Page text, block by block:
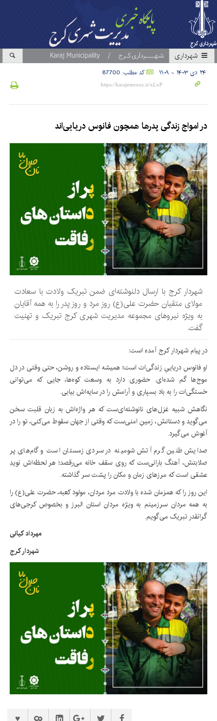
شهرداری
۲۴ دی ۱۴۰۳ - ۱۱:۰۹ کد مطلب: 87700
در امواج زندگی پدرها همچون فانوس دریایی‌اند
شهردار کرج با ارسال دلنوشته‌ای ضمن تبریک ولادت با سعادت
مولای متقیان حضرت علی(ع) روز مرد و روز پدر را به همه آقایان
به ویژه نیروهای مجموعه مدیریت شهری کرج تبریک و تهنیت
گفت.
در پیام شهردار کرج آمده است:
او فانوس دریاییِ زندگی‌ات است؛ همیشه ایستاده و روشن، حتی وقتی در دل
موج‌ها گم شده‌ای. حضوری دارد به وسعت کوه‌ها، جایی که می‌توانی
خستگی‌ات را به باد بسپاری و آرامش را در سایه‌اش بیابی.
نگاهش شبیه غزل‌های نانوشته‌ای‌ست که هر واژه‌اش به زبان قلبت سخن
می‌گوید و دستانش، زمینِ امنی‌ست که وقتی از جهان سقوط می‌کنی، تو را در
آغوش می‌گیرد.
صدایش طنین گرم آتش شومینه در سردی زمستان است و گام‌های پر
صلابتش، آهنگ بارانی‌ست که روی سقف خانه می‌رقصد؛ هر لحظه‌اش نویدِ
عشقی است که مرزهای زمان و مکان را پشت سر گذاشته.
این روز را که همزمان شده با ولادت مرد مردان، مولود کعبه، حضرت علی(ع) را
به همه مردان سرزمینم به ویژه مردان استان البرز و بخصوص کرجی‌های
گرانقدر تبریک می‌گویم.
مهرداد کیانی
شهردار کرج